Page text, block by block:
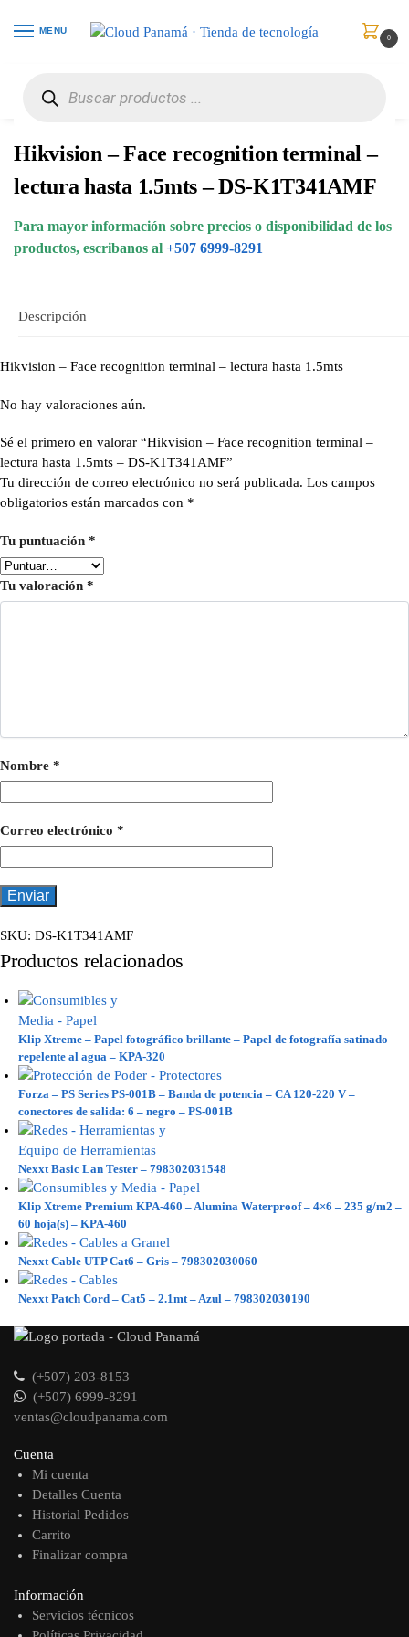
MENU
0
Hikvision – Face recognition terminal –
lectura hasta 1.5mts – DS-K1T341AMF
Para mayor información sobre precios o disponibilidad de los
productos, escribanos al +507 6999-8291
Descripción
Hikvision – Face recognition terminal – lectura hasta 1.5mts
No hay valoraciones aún.
Sé el primero en valorar “Hikvision – Face recognition terminal –
lectura hasta 1.5mts – DS-K1T341AMF”
Tu dirección de correo electrónico no será publicada. Los campos
obligatorios están marcados con *
Tu puntuación *
Tu valoración *
Nombre *
Correo electrónico *
SKU: DS-K1T341AMF
Productos relacionados
Klip Xtreme – Papel fotográfico brillante – Papel de fotografía satinado
repelente al agua – KPA-320
Forza – PS Series PS-001B – Banda de potencia – CA 120-220 V –
conectores de salida: 6 – negro – PS-001B
Nexxt Basic Lan Tester – 798302031548
Klip Xtreme Premium KPA-460 – Alumina Waterproof – 4×6 – 235 g/m2 –
60 hoja(s) – KPA-460
Nexxt Cable UTP Cat6 – Gris – 798302030060
Nexxt Patch Cord – Cat5 – 2.1mt – Azul – 798302030190
(+507) 203-8153
(+507) 6999-8291
ventas@cloudpanama.com
Cuenta
Mi cuenta
Detalles Cuenta
Historial Pedidos
Carrito
Finalizar compra
Información
Servicios técnicos